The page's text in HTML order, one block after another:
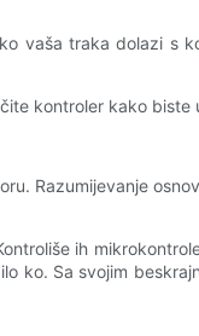
vaša traka dolazi s
kontroler kako
Razumijevanje
ih
Sa svojim